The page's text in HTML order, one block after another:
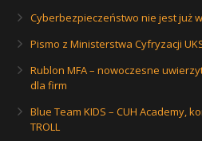
Cyberbezpieczeństwo nie jest już
Pismo z Ministerstwa Cyfryzacji
Rublon MFA – nowoczesne
dla firm
Blue Team KIDS – CUH Academy,
TROLL